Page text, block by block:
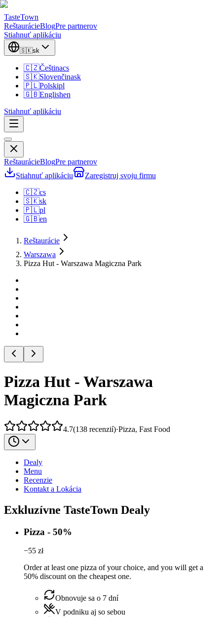
TasteTown
ReštaurácieBlogPre partnerov
Stiahnuť aplikáciu
🇸🇰sk
🇨🇿Češtinacs
🇸🇰Slovenčinask
🇵🇱Polskipl
🇬🇧Englishen
Stiahnuť aplikáciu
ReštaurácieBlogPre partnerov
Stiahnuť aplikáciu
Zaregistruj svoju firmu
🇨🇿cs
🇸🇰sk
🇵🇱pl
🇬🇧en
Reštaurácie
Warszawa
Pizza Hut - Warszawa Magiczna Park
Pizza Hut - Warszawa
Magiczna Park
4.7(138 recenzií)·Pizza, Fast Food
Dealy
Menu
Recenzie
Kontakt a Lokácia
Exkluzívne TasteTown Dealy
Pizza - 50%
−55 zł
Order at least one pizza of your choice, and you will get a
50% discount on the cheapest one.
Obnovuje sa o 7 dní
V podniku aj so sebou